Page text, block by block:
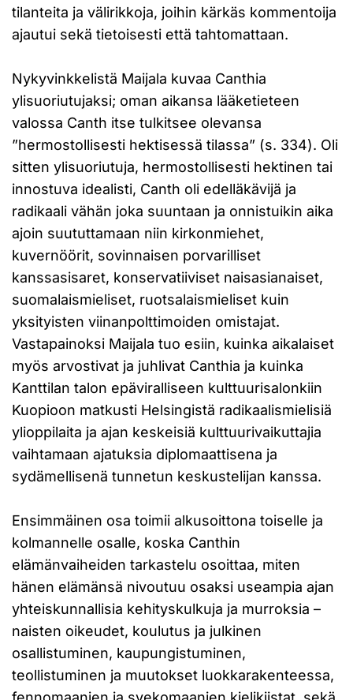
tilanteita ja välirikkoja, joihin kärkäs kommentoija
ajautui sekä tietoisesti että tahtomattaan.
Nykyvinkkelistä Maijala kuvaa Canthia
ylisuoriutujaksi; oman aikansa lääketieteen
valossa Canth itse tulkitsee olevansa
”hermostollisesti hektisessä tilassa” (s. 334). Oli
sitten ylisuoriutuja, hermostollisesti hektinen tai
innostuva idealisti, Canth oli edelläkävijä ja
radikaali vähän joka suuntaan ja onnistuikin aika
ajoin suututtamaan niin kirkonmiehet,
kuvernöörit, sovinnaisen porvarilliset
kanssasisaret, konservatiiviset naisasianaiset,
suomalaismieliset, ruotsalaismieliset kuin
yksityisten viinanpolttimoiden omistajat.
Vastapainoksi Maijala tuo esiin, kuinka aikalaiset
myös arvostivat ja juhlivat Canthia ja kuinka
Kanttilan talon epäviralliseen kulttuurisalonkiin
Kuopioon matkusti Helsingistä radikaalismielisiä
ylioppilaita ja ajan keskeisiä kulttuurivaikuttajia
vaihtamaan ajatuksia diplomaattisena ja
sydämellisenä tunnetun keskustelijan kanssa.
Ensimmäinen osa toimii alkusoittona toiselle ja
kolmannelle osalle, koska Canthin
elämänvaiheiden tarkastelu osoittaa, miten
hänen elämänsä nivoutuu osaksi useampia ajan
yhteiskunnallisia kehityskulkuja ja murroksia –
naisten oikeudet, koulutus ja julkinen
osallistuminen, kaupungistuminen,
teollistuminen ja muutokset luokkarakenteessa,